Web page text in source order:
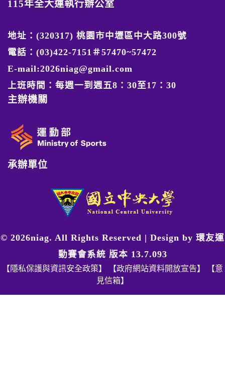
115年全大運執行辦公室
地址：(320317) 桃園市中壢區中大路300號
電話：(03)422-7151＃57470~57472
E-mail:2026niag@gmail.com
上班時間：每週一到週五8：30至17：30
主辦機關
承辦單位
© 2026niag. All Rights Reserved | Design by 環友運
動賽會系統 版本 13.7.093
【隱私保護與資訊安全政策】 【政府網站資料開放宣告】
【意
見信箱】